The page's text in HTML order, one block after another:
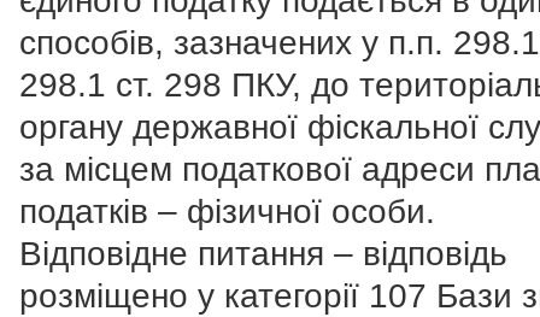
способів, зазначених у п.п.
298.1 ст. 298 ПКУ, до
органу державної фіскальної
за місцем податкової адреси
податків – фізичної особи.
Відповідне питання – відповідь
розміщено у категорії 107 Бази